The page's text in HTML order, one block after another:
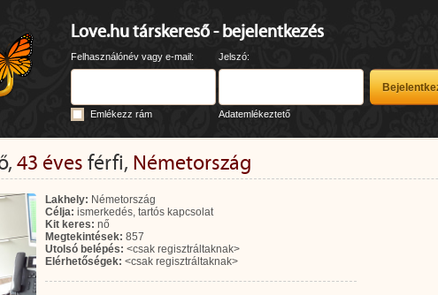
Love.hu társkereső - bejelentkezés
Felhasználónév vagy e-mail: Jelszó:
Emlékezz rám Adatemlékeztető
43 éves férfi, Németország
Lakhely: Németország
Célja: ismerkedés, tartós kapcsolat
Kit keres: nő
Megtekintések: 857
Utolsó belépés: <csak regisztráltaknak>
Elérhetőségek: <csak regisztráltaknak>